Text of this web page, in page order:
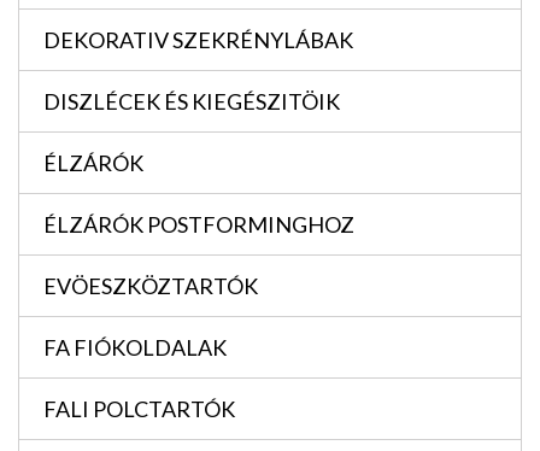
DEKORATIV SZEKRÉNYLÁBAK
DISZLÉCEK ÉS KIEGÉSZITÖIK
ÉLZÁRÓK
ÉLZÁRÓK POSTFORMINGHOZ
EVÖESZKÖZTARTÓK
FA FIÓKOLDALAK
FALI POLCTARTÓK